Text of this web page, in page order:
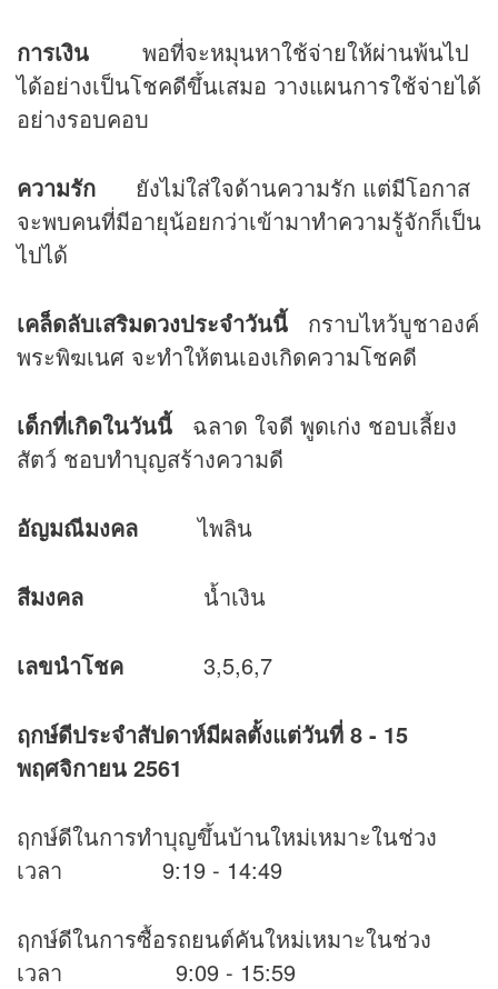
การเงิน พอที่จะหมุนหาใช้จ่ายให้ผ่านพ้นไป
ได้อย่างเป็นโชคดีขึ้นเสมอ วางแผนการใช้จ่ายได้
อย่างรอบคอบ
ความรัก ยังไม่ใส่ใจด้านความรัก แต่มีโอกาส
จะพบคนที่มีอายุน้อยกว่าเข้ามาทำความรู้จักก็เป็น
ไปได้
เคล็ดลับเสริมดวงประจำวันนี้ กราบไหว้บูชาองค์
พระพิฆเนศ จะทำให้ตนเองเกิดความโชคดี
เด็กที่เกิดในวันนี้ ฉลาด ใจดี พูดเก่ง ชอบเลี้ยง
สัตว์ ชอบทำบุญสร้างความดี
อัญมณีมงคล ไพลิน
สีมงคล น้ำเงิน
เลขนำโชค 3,5,6,7
ฤกษ์ดีประจำสัปดาห์มีผลตั้งแต่วันที่ 8 - 15
พฤศจิกายน 2561
ฤกษ์ดีในการทำบุญขึ้นบ้านใหม่เหมาะในช่วง
เวลา 9:19 - 14:49
ฤกษ์ดีในการซื้อรถยนต์คันใหม่เหมาะในช่วง
เวลา 9:09 - 15:59